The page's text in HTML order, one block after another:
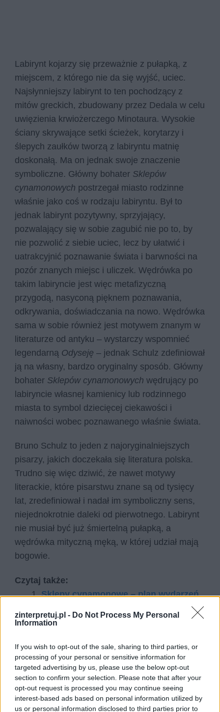
zinterpretuj.pl - Do Not Process My Personal
Information
If you wish to opt-out of the sale, sharing to third parties, or
processing of your personal or sensitive information for
targeted advertising by us, please use the below opt-out
section to confirm your selection. Please note that after your
opt-out request is processed you may continue seeing
interest-based ads based on personal information utilized by
us or personal information disclosed to third parties prior to
Labirynt kojarzy się przeważnie z pułapką, z
miejscem, z którego nie da się wyjść, uciec.
Najsłynniejszy labirynt to ten pochodzący z
mitów greckich, zbudowany przez Dedala w celu
uwięzienia krwiożerczego Minotaura. Wysokie
ściany skrywające setki ścieżek, korytarzy i
ślepych zaułków tworzą z labiryntu matnię
doskonałą. Ma on jednak swoje znaczenie
symboliczne. Główny bohater Sklepów
cynamonowych postrzegał miasto rodzinne
właśnie jako coś w rodzaju labiryntu. Był to
jednak labirynt pozytywny, sprzyjający,
pozwalający się w sobie zagubić nie po to, by
nie pozwolić z siebie uciec, lecz by ułatwić i
uatrakcyjnić poznawanie świata i barwności na
pozór znanych miejsc i uliczek. Wędrówka po
takim labiryncie jest więc metafizyczną
przygodą, nasyconą pięknem poznawania,
odkrywania, doświadczania na nowo. Wędrówka
sama w sobie również jest motywem znanym w
literaturze od antyku – wystarczy wspomnieć
legendarną Odyseję – jednak Schulz zdefiniował
ją na własny, bardzo oryginalny sposób. Główny
bohater Sklepów cynamonowych wędrujący po
labiryncie własnej kamienicy lub rodzinnego
miasta to symbol dziecięcej ciekawości i
naiwności wobec poznawanego właśnie świata.
Bruno Schulz to jeden z najoryginalniejszych
pisarzy, jakich doczekała się literatura polska.
Trudno się więc dziwić, że nawet motywy
literackie, które pisarstwu znane są od tysięcy
lat, zredefiniował i nadał im symboliczny sens,
niejednokrotnie daleki od pierwotnego. Labirynt
nie musiał być już śmiertelną pułapką, a
wędrówka mityczną męką, w której udział mają
bogowie.
Czytaj także:
Sklepy cynamonowe – plan wydarzeń
rzeczywistości w prozie Brunona
W jaki sposób Bruno Schulz ukazuje
realia Drohobycza w Sklepach
cynamonowych?
Świat przedstawiony Sklepów
cynamonowych